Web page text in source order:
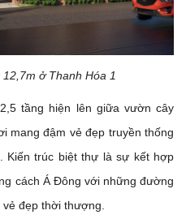
ở Thanh Hóa 1
tầng hiện lên giữa vườn cây
mang đậm vẻ đẹp truyền thống
Kiến trúc biệt thự là sự kết hợp
cách Á Đông với những đường
đẹp thời thượng.